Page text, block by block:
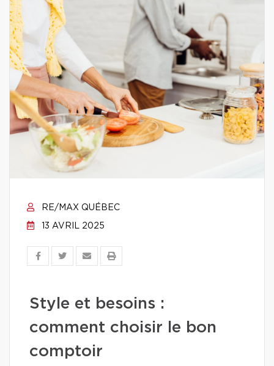
RE/MAX QUÉBEC
13 AVRIL 2025
Style et besoins :
comment choisir le bon
comptoir